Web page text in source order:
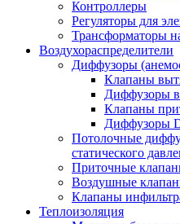
Контроллеры
Регуляторы для
Трансформаторы
Воздухораспределители
Диффузоры
Клапаны
Диффузоры
Клапаны
Диффузоры
Потолочные
статического
Приточные
Воздушные
Клапаны
Теплоизоляция